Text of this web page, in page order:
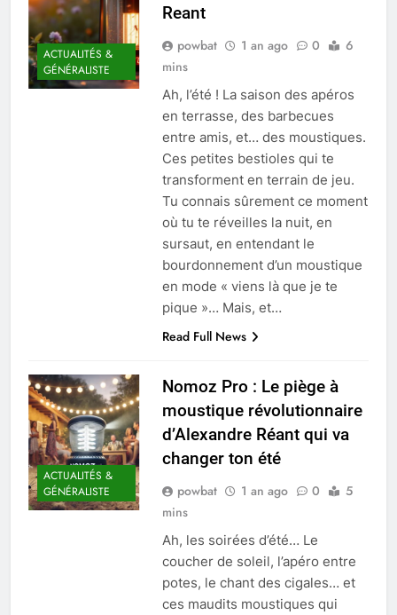
ACTUALITÉS &
GÉNÉRALISTE
Reant
powbat 1 an ago 0
6
mins
Ah, l’été ! La saison des apéros
en terrasse, des barbecues
entre amis, et… des moustiques.
Ces petites bestioles qui te
transforment en terrain de jeu.
Tu connais sûrement ce moment
où tu te réveilles la nuit, en
sursaut, en entendant le
bourdonnement d’un moustique
en mode « viens là que je te
pique »… Mais, et…
Read Full News
ACTUALITÉS &
GÉNÉRALISTE
Nomoz Pro : Le piège à
moustique révolutionnaire
d’Alexandre Réant qui va
changer ton été
powbat 1 an ago 0
5
mins
Ah, les soirées d’été… Le
coucher de soleil, l’apéro entre
potes, le chant des cigales… et
ces maudits moustiques qui